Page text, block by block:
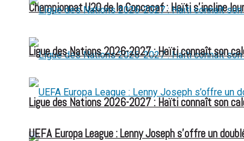
Championnat U20 de la Concacaf : Haïti s’incline
Ligue des Nations 2026-2027 : Haïti connaît son
Ligue des Nations 2026-2027 : Haïti connaît son
UEFA Europa League : Lenny Joseph s’offre un